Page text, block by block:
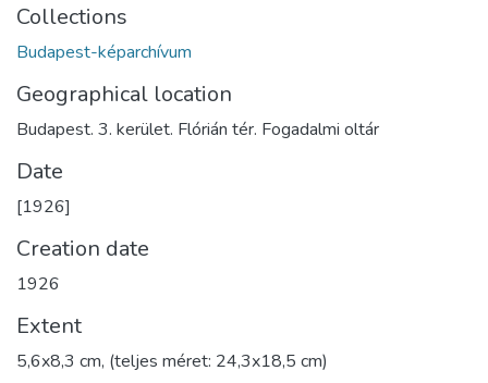
Collections
Budapest-képarchívum
Geographical location
Budapest. 3. kerület. Flórián tér. Fogadalmi oltár
Date
[1926]
Creation date
1926
Extent
5,6x8,3 cm, (teljes méret: 24,3x18,5 cm)